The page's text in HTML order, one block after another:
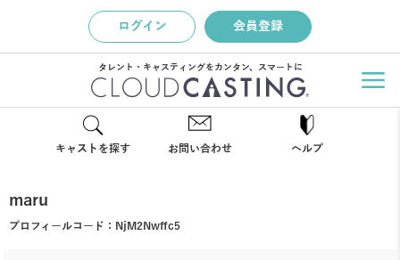
ログイン 会員登録
タレント・キャスティングをカンタン、スマートに
キャストを探す お問い合わせ ヘルプ
maru
プロフィールコード： NjM2Nwffc5